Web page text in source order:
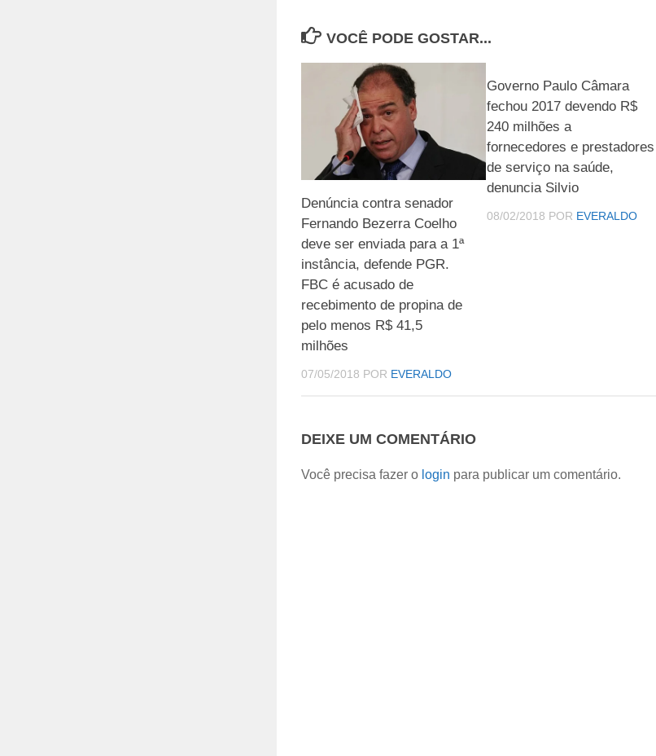
VOCÊ PODE GOSTAR...
Denúncia contra senador
Fernando Bezerra Coelho
deve ser enviada para a 1ª
instância, defende PGR.
FBC é acusado de
recebimento de propina de
pelo menos R$ 41,5
milhões
07/05/2018 POR EVERALDO
Governo Paulo Câmara
fechou 2017 devendo R$
240 milhões a
fornecedores e prestadores
de serviço na saúde,
denuncia Silvio
08/02/2018 POR EVERALDO
DEIXE UM COMENTÁRIO
Você precisa fazer o login para publicar um comentário.